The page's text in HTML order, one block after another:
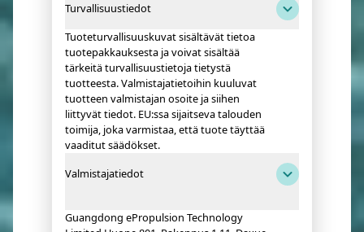
Turvallisuustiedot
Tuoteturvallisuuskuvat sisältävät tietoa
tuotepakkauksesta ja voivat sisältää
tärkeitä turvallisuustietoja tietystä
tuotteesta. Valmistajatietoihin kuuluvat
tuotteen valmistajan osoite ja siihen
liittyvät tiedot. EU:ssa sijaitseva talouden
toimija, joka varmistaa, että tuote täyttää
vaaditut säädökset.
Valmistajatiedot
Guangdong ePropulsion Technology